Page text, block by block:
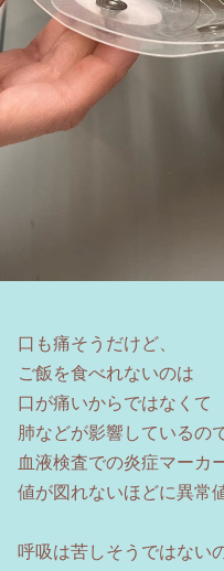
口も痛そうだけど、
ご飯を食べれないのは
口が痛いからではなくて
肺などが影響しているの
血液検査での炎症マーカ
値が図れないほどに異常
呼吸は苦しそうではない